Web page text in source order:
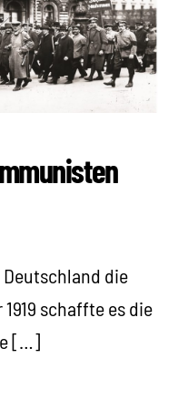
Deutschland die
schaffte es die
[…]